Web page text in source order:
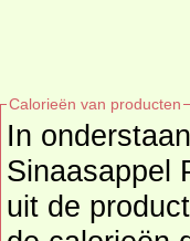
Calorieën van producten
In
Sinaasappel
uit de productgroep